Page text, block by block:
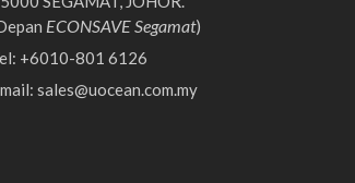
ECONSAVE Segamat)
+6010-801 6126
sales@uocean.com.my